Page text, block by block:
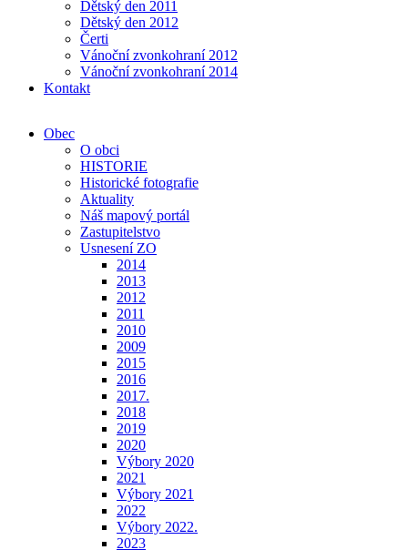
Dětský den 2011
Dětský den 2012
Čerti
Vánoční zvonkohraní 2012
Vánoční zvonkohraní 2014
Kontakt
Obec
O obci
HISTORIE
Historické fotografie
Aktuality
Náš mapový portál
Zastupitelstvo
Usnesení ZO
2014
2013
2012
2011
2010
2009
2015
2016
2017.
2018
2019
2020
Výbory 2020
2021
Výbory 2021
2022
Výbory 2022.
2023